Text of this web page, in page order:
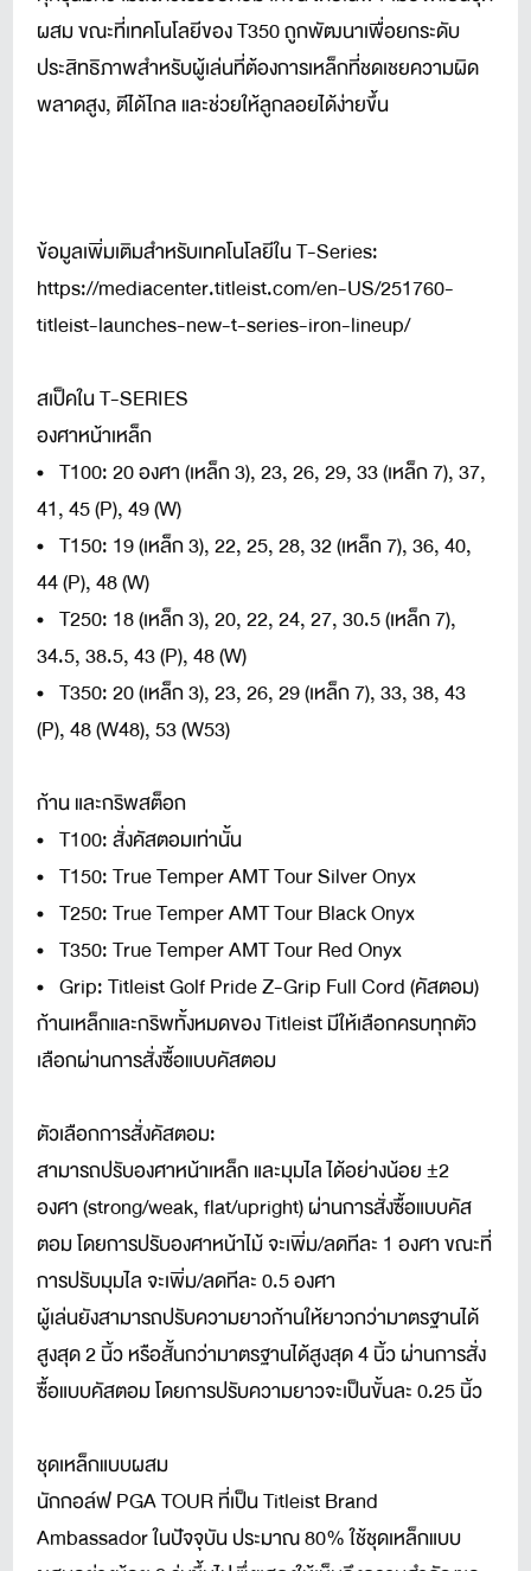
ผสม ขณะที่เทคโนโลยีของ T350 ถูกพัฒนาเพื่อยกระดับ
ประสิทธิภาพสำหรับผู้เล่นที่ต้องการเหล็กที่ชดเชยความผิด
พลาดสูง, ตีได้ไกล และช่วยให้ลูกลอยได้ง่ายขึ้น
ข้อมูลเพิ่มเติมสำหรับเทคโนโลยีใน T-Series:
https://mediacenter.titleist.com/en-US/251760-
titleist-launches-new-t-series-iron-lineup/
สเป็คใน T-SERIES
องศาหน้าเหล็ก
• T100: 20 องศา (เหล็ก 3), 23, 26, 29, 33 (เหล็ก 7), 37,
41, 45 (P), 49 (W)
• T150: 19 (เหล็ก 3), 22, 25, 28, 32 (เหล็ก 7), 36, 40,
44 (P), 48 (W)
• T250: 18 (เหล็ก 3), 20, 22, 24, 27, 30.5 (เหล็ก 7),
34.5, 38.5, 43 (P), 48 (W)
• T350: 20 (เหล็ก 3), 23, 26, 29 (เหล็ก 7), 33, 38, 43
(P), 48 (W48), 53 (W53)
ก้าน และกริพสต็อก
• T100: สั่งคัสตอมเท่านั้น
• T150: True Temper AMT Tour Silver Onyx
• T250: True Temper AMT Tour Black Onyx
• T350: True Temper AMT Tour Red Onyx
• Grip: Titleist Golf Pride Z-Grip Full Cord (คัสตอม)
ก้านเหล็กและกริพทั้งหมดของ Titleist มีให้เลือกครบทุกตัว
เลือกผ่านการสั่งซื้อแบบคัสตอม
ตัวเลือกการสั่งคัสตอม:
สามารถปรับองศาหน้าเหล็ก และมุมไล ได้อย่างน้อย ±2
องศา (strong/weak, flat/upright) ผ่านการสั่งซื้อแบบคัส
ตอม โดยการปรับองศาหน้าไม้ จะเพิ่ม/ลดทีละ 1 องศา ขณะที่
การปรับมุมไล จะเพิ่ม/ลดทีละ 0.5 องศา
ผู้เล่นยังสามารถปรับความยาวก้านให้ยาวกว่ามาตรฐานได้
สูงสุด 2 นิ้ว หรือสั้นกว่ามาตรฐานได้สูงสุด 4 นิ้ว ผ่านการสั่ง
ซื้อแบบคัสตอม โดยการปรับความยาวจะเป็นขั้นละ 0.25 นิ้ว
ชุดเหล็กแบบผสม
นักกอล์ฟ PGA TOUR ที่เป็น Titleist Brand
Ambassador ในปัจจุบัน ประมาณ 80% ใช้ชุดเหล็กแบบ